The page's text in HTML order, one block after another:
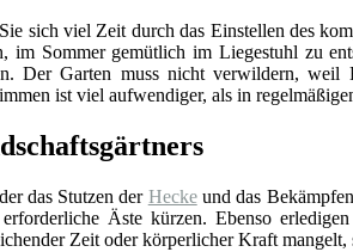
sich viel Zeit durch das Einstellen des
im Sommer gemütlich im Liegestuhl zu
Der Garten muss nicht verwildern,
ist viel aufwendiger, als in
das Stutzen der Heckeund das
Äste kürzen. Ebenso
Zeit oder körperlicher Kraft